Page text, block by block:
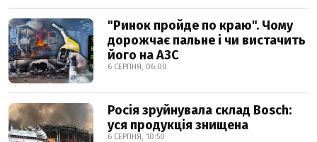
"Ринок пройде по краю". Чому
дорожчає пальне і чи вистачить
його на АЗС
6 СЕРПНЯ, 06:00
Росія зруйнувала склад Bosch:
уся продукція знищена
6 СЕРПНЯ, 10:50